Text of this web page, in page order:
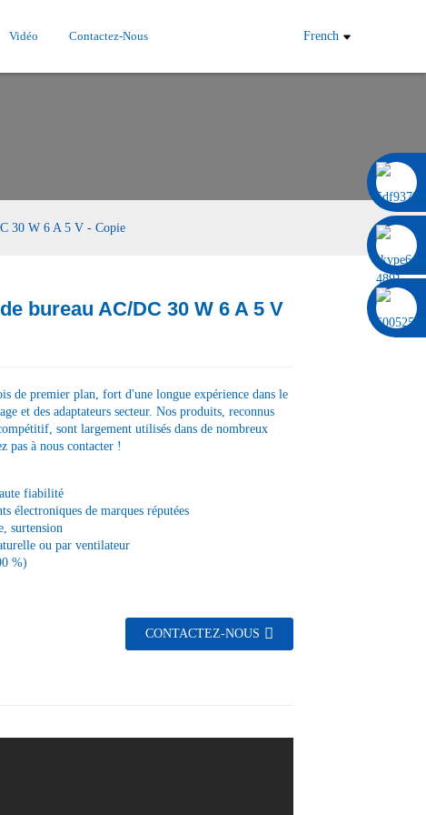
Vidéo Contactez-Nous French
30 W 6 A 5 V - Copie
bureau AC/DC 30 W 6 A 5 V
de premier plan, fort d'une longue expérience dans le
et des adaptateurs secteur. Nos produits, reconnus
sont largement utilisés dans de nombreux
pas à nous contacter !
fiabilité
électroniques de marques réputées
surtension
ou par ventilateur
%)
CONTACTEZ-NOUS